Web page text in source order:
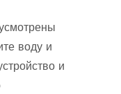
воду и
и